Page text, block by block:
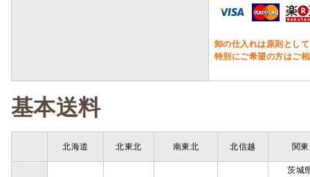
卸の仕入れは原則とし
特別にご希望の方はご
基本送料
北海道 北東北 南東北 北信越 関東
茨城